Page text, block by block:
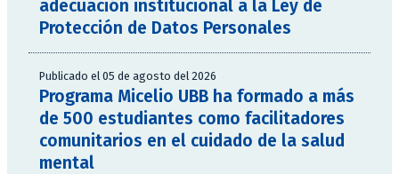
adecuación institucional a la Ley de
Protección de Datos Personales
Publicado el 05 de agosto del 2026
Programa Micelio UBB ha formado a más
de 500 estudiantes como facilitadores
comunitarios en el cuidado de la salud
mental